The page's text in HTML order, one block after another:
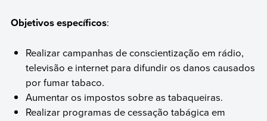
Objetivos específicos:
Realizar campanhas de conscientização em rádio,
televisão e internet para difundir os danos causados
por fumar tabaco.
Aumentar os impostos sobre as tabaqueiras.
Realizar programas de cessação tabágica em